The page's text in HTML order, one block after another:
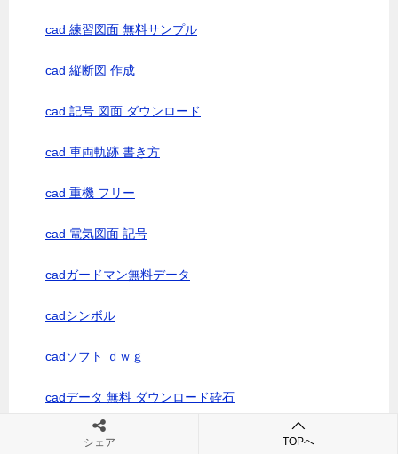
cad 練習図面 無料サンプル
cad 縦断図 作成
cad 記号 図面 ダウンロード
cad 車両軌跡 書き方
cad 重機 フリー
cad 電気図面 記号
cadガードマン無料データ
cadシンボル
cadソフト ｄｗｇ
cadデータ 無料 ダウンロード砕石
cadデータトラック
シェア TOPへ